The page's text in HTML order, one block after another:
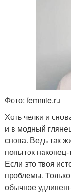
Фото: femmie.ru
Хоть челки и
и в модный
снова. Ведь так
попыток
Если это твоя
проблемы.
обычное